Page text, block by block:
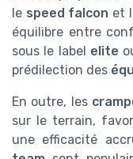
le speed falcon et
équilibre entre
sous le label elite
prédilection des
En outre, les
sur le terrain,
une efficacité